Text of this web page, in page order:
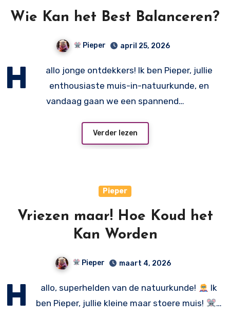
Wie Kan het Best Balanceren?
Pieper april 25, 2026
H
allo jonge ontdekkers! Ik ben Pieper, jullie
enthousiaste muis-in-natuurkunde, en
vandaag gaan we een spannend…
Verder lezen
Pieper
Vriezen maar! Hoe Koud het
Kan Worden
Pieper maart 4, 2026
H allo, superhelden van de natuurkunde!
Ik
ben Pieper, jullie kleine maar stoere muis!
…